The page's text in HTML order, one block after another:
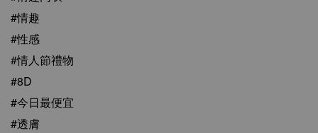
#情趣
#性感
#情人節禮物
#8D
#今日最便宜
#透膚